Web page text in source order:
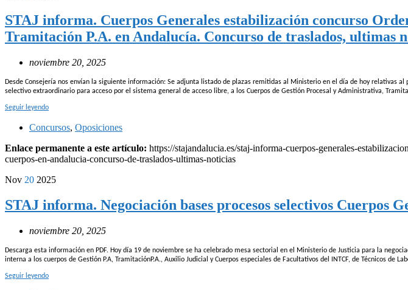
STAJ informa. Cuerpos Generales estabilización concurso
Tramitación P.A. en Andalucía. Concurso de traslados, ultimas
noviembre 20, 2025
Desde Consejería nos envían la siguiente información: Se adjunta listado de plazas remitidas al Ministerio en el día de hoy relativas
selectivo extraordinario para acceso por el sistema general de acceso libre, a los Cuerpos de Gestión Procesal y Administrativa,
Seguir leyendo
Concursos, Oposiciones
Enlace permanente a este artículo: https://stajandalucia.es/staj-informa-cuerpos-generales-
cuerpos-en-andalucia-concurso-de-traslados-ultimas-noticias
Nov 20 2025
STAJ informa. Negociación bases procesos selectivos Cuerpos
noviembre 20, 2025
Descarga esta información en PDF. Hoy día 19 de noviembre se ha celebrado mesa sectorial en el Ministerio de Justicia para la
interna a los cuerpos de Gestión P.A, TramitaciónP.A., Auxilio Judicial y Cuerpos especiales de Facultativos del INTCF, de Técnicos de
Seguir leyendo